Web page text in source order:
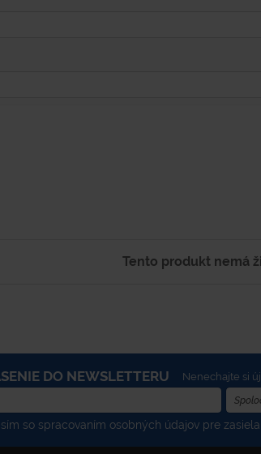
Tento produkt nemá
DO NEWSLETTERU Nenechajte si
so spracovaním osobných údajov pre